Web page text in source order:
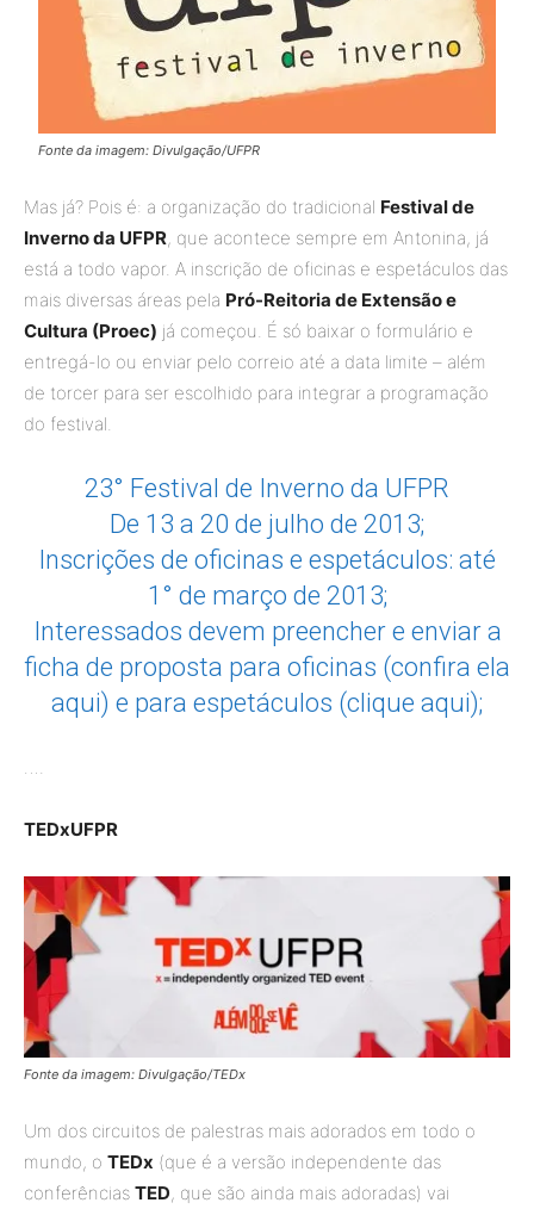
Fonte da imagem: Divulgação/UFPR
Mas já? Pois é: a organização do tradicional Festival de
Inverno da UFPR, que acontece sempre em Antonina, já
está a todo vapor. A inscrição de oficinas e espetáculos das
mais diversas áreas pela Pró-Reitoria de Extensão e
Cultura (Proec) já começou. É só baixar o formulário e
entregá-lo ou enviar pelo correio até a data limite – além
de torcer para ser escolhido para integrar a programação
do festival.
23° Festival de Inverno da UFPR
De 13 a 20 de julho de 2013;
Inscrições de oficinas e espetáculos: até
1° de março de 2013;
Interessados devem preencher e enviar a
ficha de proposta para oficinas (confira ela
aqui) e para espetáculos (clique aqui);
….
TEDxUFPR
Fonte da imagem: Divulgação/TEDx
Um dos circuitos de palestras mais adorados em todo o
mundo, o TEDx (que é a versão independente das
conferências TED, que são ainda mais adoradas) vai